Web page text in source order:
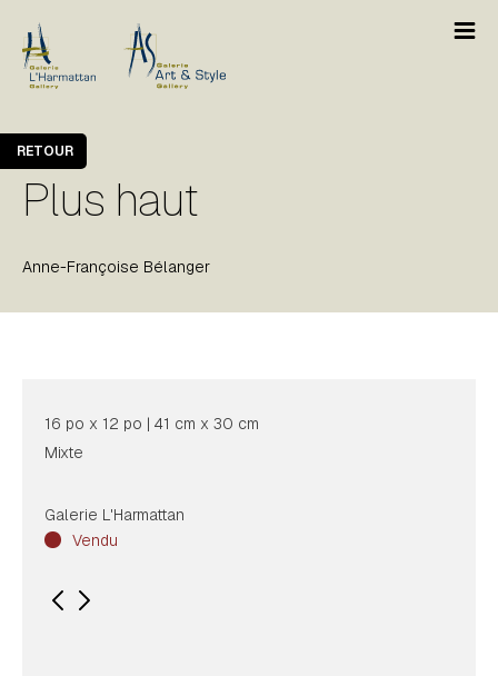
Plus haut
Anne-Françoise Bélanger
RETOUR
16 po x 12 po | 41 cm x 30 cm
Mixte
Galerie L'Harmattan
Vendu